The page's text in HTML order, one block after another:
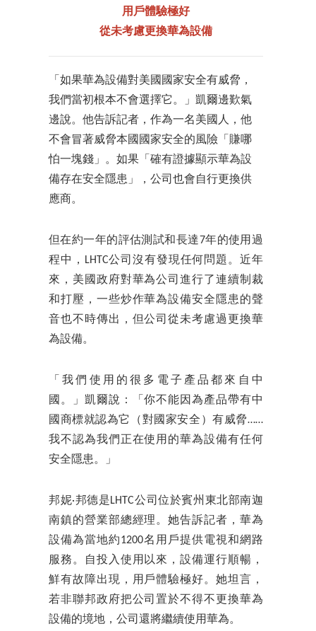
用戶體驗極好
從未考慮更換華為設備
「如果華為設備對美國國家安全有威脅，
我們當初根本不會選擇它。」凱爾邊歎氣
邊說。他告訴記者，作為一名美國人，他
不會冒著威脅本國國家安全的風險「賺哪
怕一塊錢」。如果「確有證據顯示華為設
備存在安全隱患」，公司也會自行更換供
應商。
但在約一年的評估測試和長達7年的使用過
程中，LHTC公司沒有發現任何問題。近年
來，美國政府對華為公司進行了連續制裁
和打壓，一些炒作華為設備安全隱患的聲
音也不時傳出，但公司從未考慮過更換華
為設備。
「我們使用的很多電子產品都來自中
國。」凱爾說：「你不能因為產品帶有中
國商標就認為它（對國家安全）有威脅……
我不認為我們正在使用的華為設備有任何
安全隱患。」
邦妮·邦德是LHTC公司位於賓州東北部南迦
南鎮的營業部總經理。她告訴記者，華為
設備為當地約1200名用戶提供電視和網路
服務。自投入使用以來，設備運行順暢，
鮮有故障出現，用戶體驗極好。她坦言，
若非聯邦政府把公司置於不得不更換華為
設備的境地，公司還將繼續使用華為。